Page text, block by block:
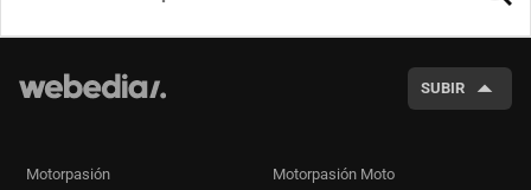
SUBIR
Motorpasión Motorpasión Moto